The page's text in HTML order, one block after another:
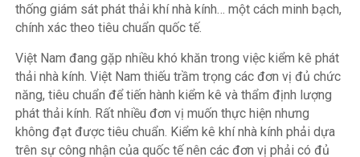
thống giám sát phát thải khí nhà kính… một cách minh bạch,
chính xác theo tiêu chuẩn quốc tế.
Việt Nam đang gặp nhiều khó khăn trong việc kiểm kê phát
thải nhà kính. Việt Nam thiếu trầm trọng các đơn vị đủ chức
năng, tiêu chuẩn để tiến hành kiểm kê và thẩm định lượng
phát thải kính. Rất nhiều đơn vị muốn thực hiện nhưng
không đạt được tiêu chuẩn. Kiểm kê khí nhà kính phải dựa
trên sự công nhận của quốc tế nên các đơn vị phải có đủ